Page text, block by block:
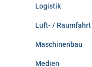
Logistik
Luft- / Raumfahrt
Maschinenbau
Medien